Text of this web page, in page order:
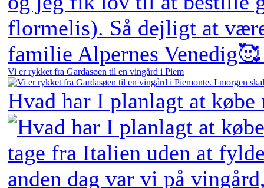
Vi er rykket fra Gardasøen til en vingård i Piem
Hvad har I planlagt at